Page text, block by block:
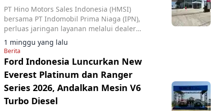
PT Hino Motors Sales Indonesia (HMSI)
bersama PT Indomobil Prima Niaga (IPN),
perluas jaringan layanan melalui dealer
terbaru Hino di Banyuwangi, Jawa Timur.
1 minggu yang lalu
Berita
Ford Indonesia Luncurkan New
Everest Platinum dan Ranger
Series 2026, Andalkan Mesin V6
Turbo Diesel